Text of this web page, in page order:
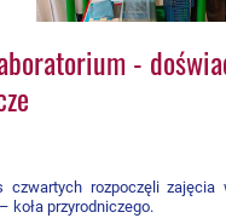
-
czwartych rozpoczęli
koła przyrodniczego.